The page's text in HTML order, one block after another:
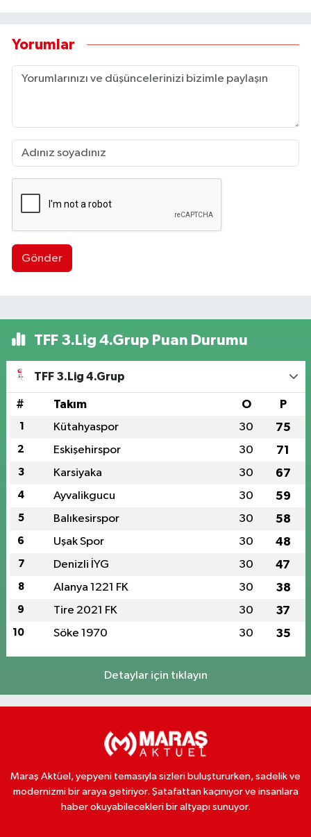
Yorumlar
Gönder
TFF 3.Lig 4.Grup Puan Durumu
TFF 3.Lig 4.Grup
# Takım O P
1 Kütahyaspor 30 75
2 Eskişehirspor 30 71
3 Karsiyaka 30 67
4 Ayvalikgucu 30 59
5 Balıkesirspor 30 58
6 Uşak Spor 30 48
7 Denizli İYG 30 47
8 Alanya 1221 FK 30 38
9 Tire 2021 FK 30 37
10 Söke 1970 30 35
Detaylar için tıklayın
Maraş Aktüel, yepyeni temasıyla sizleri buluştururken, sadelik ve
modernizmi bir araya getiriyor. Şatafattan kaçınıyor ve insanlara
haber okuyabilecekleri bir altyapı sunuyor.